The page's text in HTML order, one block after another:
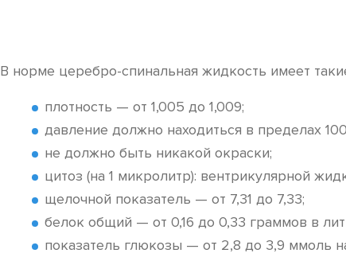
В норме церебро-спинальная жидкость имеет
плотность — от 1,005 до 1,009;
давление должно находиться в пределах
не должно быть никакой окраски;
цитоз (на 1 микролитр): вентрикулярной
щелочной показатель — от 7,31 до 7,33;
белок общий — от 0,16 до 0,33 граммов в
показатель глюкозы — от 2,8 до 3,9 ммоль